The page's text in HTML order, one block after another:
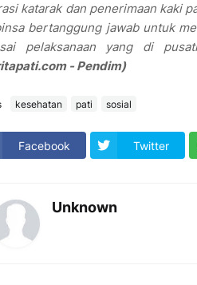
katarak dan penerimaan kaki
bertanggung jawab untuk
pelaksanaan yang di
- Pendim)
kesehatan pati sosial
Facebook Twitter
Unknown